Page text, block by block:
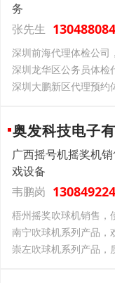
务
张先生
深圳前海代理体检公司
深圳龙华区公务员体检
深圳大鹏新区代理预约
奥发科技电子
广西摇号机摇奖机
戏设备
韦鹏岗
梧州摇奖吹球机销售，
南宁吹球机系列产品，
崇左吹球机系列产品，